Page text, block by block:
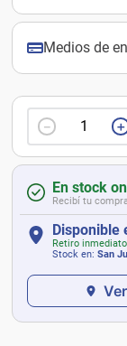
Medios de
＋
－
En stock
Recibí tu
Disponible
Retiro inmediato
Stock en: San